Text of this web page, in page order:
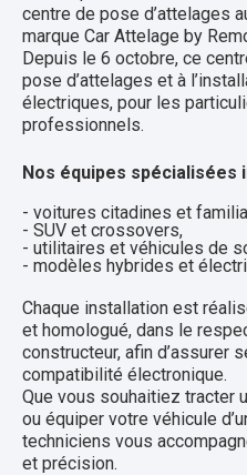
centre de pose d’attelages
marque Car Attelage by
Depuis le 6 octobre, ce
pose d’attelages et à
électriques, pour les
professionnels.
Nos équipes spécialisées
- voitures citadines et
- SUV et crossovers,
- utilitaires et véhicules de
- modèles hybrides et
Chaque installation est
et homologué, dans le
constructeur, afin d’assurer
compatibilité électronique.
Que vous souhaitiez tracter
ou équiper votre véhicule
techniciens vous
et précision.